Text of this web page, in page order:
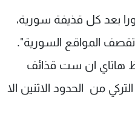
بعد كل قذيفة سورية،
تقصف المواقع السورية".
هاتاي ان ست قذائف
من الحدود الاثنين الا